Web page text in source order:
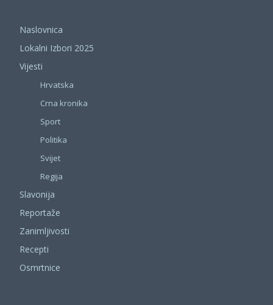
Naslovnica
Lokalni Izbori 2025
Vijesti
Hrvatska
Crna kronika
Sport
Politika
Svijet
Regija
Slavonija
Reportaže
Zanimljivosti
Recepti
Osmrtnice